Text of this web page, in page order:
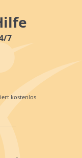
7
kostenlos